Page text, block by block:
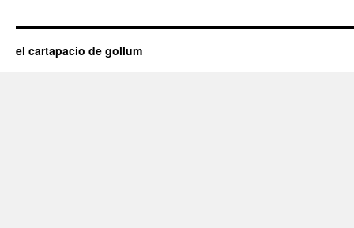
el cartapacio de gollum